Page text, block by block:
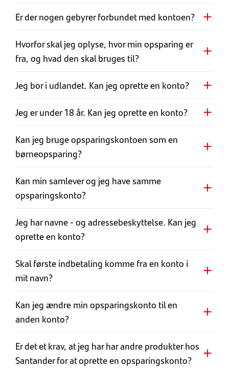
Er der nogen gebyrer forbundet med kontoen?
Hvorfor skal jeg oplyse, hvor min opsparing er
fra, og hvad den skal bruges til?
Jeg bor i udlandet​. Kan jeg oprette en konto?
Jeg er under 18 år. Kan jeg oprette en konto?
Kan jeg bruge opsparingskontoen som en
børneopsparing?
Kan min samlever og jeg have samme
opsparingskonto?
Jeg har navne - og adressebeskyttelse. Kan jeg
oprette en konto?
S​kal første indbetaling komme fra en konto i
mit navn?
Kan jeg ændre min opsparingskonto til en
anden konto?
Er det et krav, at jeg har har andre produkter hos
Santander for at oprette en opsparingskonto?